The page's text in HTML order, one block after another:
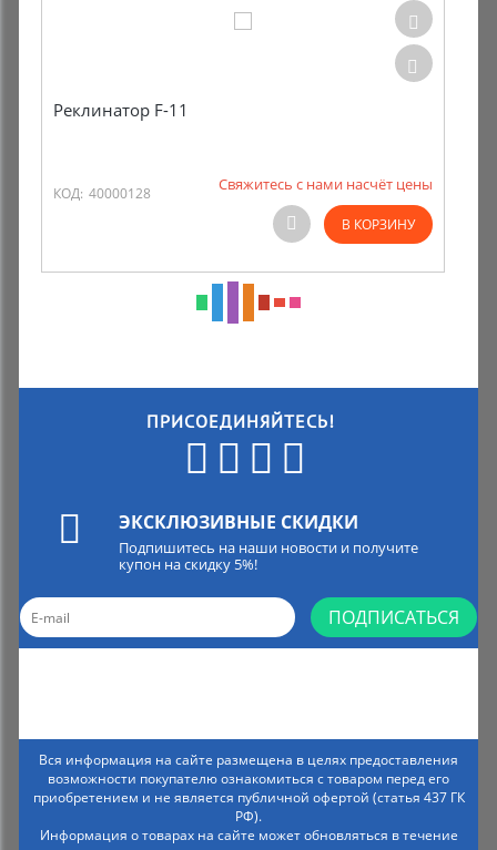
Реклинатор F-11
КОД: 40000128 Свяжитесь с нами насчёт цены
В КОРЗИНУ
ПРИСОЕДИНЯЙТЕСЬ!
ЭКСКЛЮЗИВНЫЕ СКИДКИ
Подпишитесь на наши новости и получите
купон на скидку 5%!
ПОДПИСАТЬСЯ
Вся информация на сайте размещена в целях предоставления
возможности покупателю ознакомиться с товаром перед его
приобретением и не является публичной офертой (статья 437 ГК
РФ).
Информация о товарах на сайте может обновляться в течение